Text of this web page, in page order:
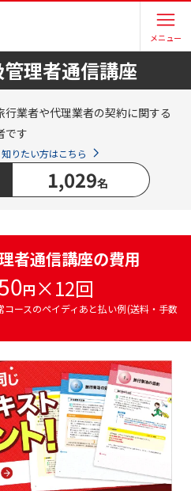
メニュー
理者通信講座
業者や代理業者の契約に関する
です
りたい方はこちら
1,029名
者通信講座の費用
円 ×12回
コースのペイディあと払い例(送料・手数